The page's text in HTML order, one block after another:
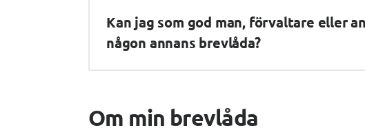
Kan jag som god man, förvaltare eller
någon annans brevlåda?
Om min brevlåda